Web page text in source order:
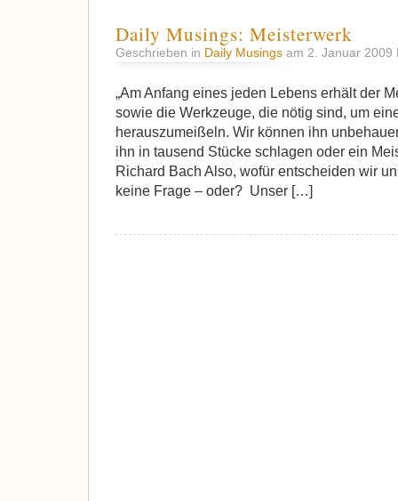
Daily Musings: Meisterwerk
Geschrieben in Daily Musings am 2. Januar 2009
„Am Anfang eines jeden Lebens erhält der
sowie die Werkzeuge, die nötig sind, um
herauszumeißeln. Wir können ihn
ihn in tausend Stücke schlagen oder ein
Richard Bach Also, wofür entscheiden wir
keine Frage – oder? Unser […]